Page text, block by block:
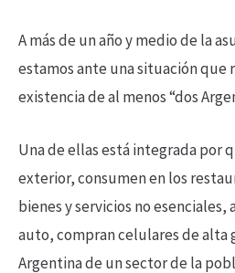
A más de un año y medio de la
estamos ante una situación que
existencia de al menos “dos
Una de ellas está integrada por
exterior, consumen en los
bienes y servicios no
auto, compran celulares de alta
Argentina de un sector de la